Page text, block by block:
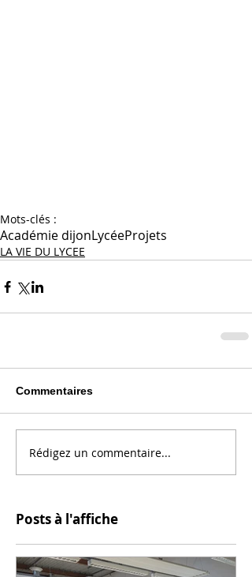
Mots-clés :
Académie dijonLycéeProjets
LA VIE DU LYCEE
Commentaires
Rédigez un commentaire...
Posts à l'affiche